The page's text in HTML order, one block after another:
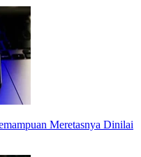
Meretasnya Dinilai